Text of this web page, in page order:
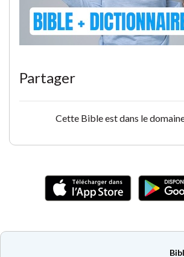
Partager
Cette Bible est dans le